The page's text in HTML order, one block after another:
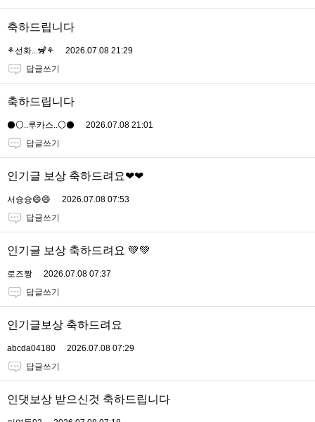
축하드립니다
⚘️선화...🦨⚘️
2026.07.08 21:29
답글쓰기
축하드립니다
⚫️⚪️..루카스..⚪️⚫️
2026.07.08 21:01
답글쓰기
인기글 보상 축하드려요❤❤
서슝슝😄😄
2026.07.08 07:53
답글쓰기
인기글 보상 축하드려요 💚💚
로즈짱
2026.07.08 07:37
답글쓰기
인기글보상 축하드려요
abcda04180
2026.07.08 07:29
답글쓰기
인댓보상 받으신것 축하드립니다